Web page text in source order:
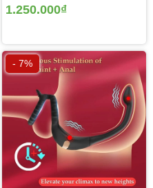
1.250.000₫
- 7%